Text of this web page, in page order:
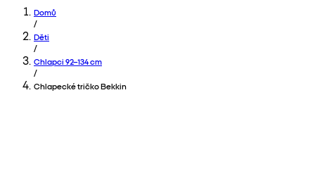
Domů
/
Děti
/
Chlapci 92–134 cm
/
Chlapecké tričko Bekkin